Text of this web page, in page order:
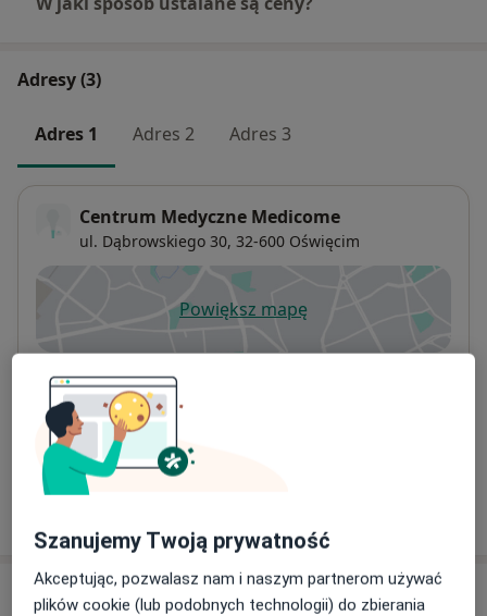
Adresy (3)
Adres 1 Adres 2 Adres 3
Centrum Medyczne Medicome
ul. Dąbrowskiego 30, 32-600 Oświęcim
Powiększ mapęotwiera się w nowej karcie
Dostępność
W tym gabinecie nie można umawiać wizyt przez
internet
Co mam zrobić w tej sytuacji?
Ubezpieczenia - brak akceptowanych
Szanujemy Twoją prywatność
Akceptując, pozwalasz nam i naszym partnerom używać
plików cookie (lub podobnych technologii) do zbierania